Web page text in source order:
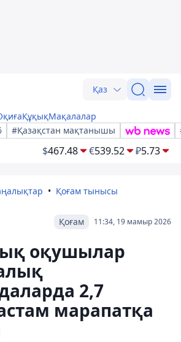
Қаз
ҚұқықМақалалар
#Қазақстан мақтанышы
$467.48 €539.52 ₽5.73
Қоғам тынысы
11:34, 19 мамыр 2026
Қоғам
оқушылар
2,7
марапатқа